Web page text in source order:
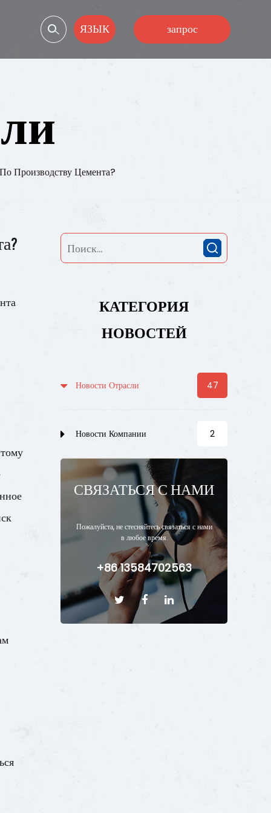
ЯЗЫК запрос
Производству Цемента?
КАТЕГОРИЯ
НОВОСТЕЙ
Новости Отрасли 47
Новости Компании 2
СВЯЗАТЬСЯ С НАМИ
Пожалуйста, не стесняйтесь связаться с нами
в любое время.
+86 13584702563